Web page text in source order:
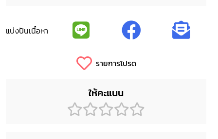
แบ่งปันเนื้อหา
รายการโปรด
ให้คะแนน